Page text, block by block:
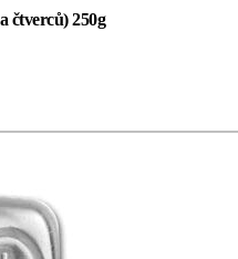
čtverců) 250g